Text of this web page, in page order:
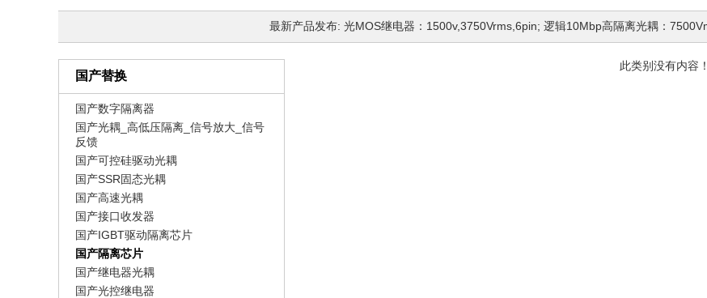
最新产品发布: 光MOS继电器：1500v,3750Vrms,6pin; 逻辑10Mbp高隔离光耦：
国产替换
国产数字隔离器
国产光耦_高低压隔离_信号放大_信号
反馈
国产可控硅驱动光耦
国产SSR固态光耦
国产高速光耦
国产接口收发器
国产IGBT驱动隔离芯片
国产隔离芯片
国产继电器光耦
国产光控继电器
此类别没有内容！